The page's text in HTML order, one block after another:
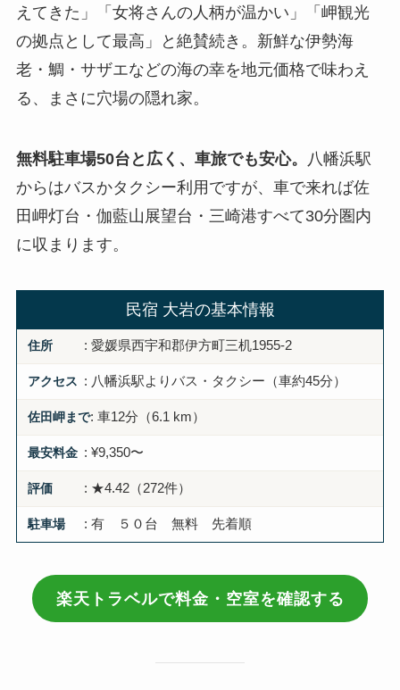
えてきた」「女将さんの人柄が温かい」「岬観光
の拠点として最高」と絶賛続き。新鮮な伊勢海
老・鯛・サザエなどの海の幸を地元価格で味わえ
る、まさに穴場の隠れ家。
無料駐車場50台と広く、車旅でも安心。
八幡浜駅
からはバスかタクシー利用ですが、車で来れば佐
田岬灯台・伽藍山展望台・三崎港すべて30分圏内
に収まります。
民宿 大岩の基本情報
住所 : 愛媛県西宇和郡伊方町三机1955-2
アクセス : 八幡浜駅よりバス・タクシー（車約45分）
佐田岬まで: 車12分（6.1 km）
最安料金 : ¥9,350〜
評価 : ★4.42（272件）
駐車場 : 有 ５０台 無料 先着順
楽天トラベルで料金・空室を確認する